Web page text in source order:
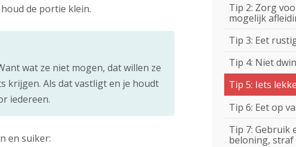
de portie klein.
wat ze niet mogen, dat willen ze
krijgen. Als dat vastligt en je houdt
iedereen.
en suiker:
Tip 2: Zorg
mogelijk
Tip 3: Eet
Tip 4: Niet
Tip 5: Iets
Tip 6: Eet op
Tip 7: Gebruik
beloning,